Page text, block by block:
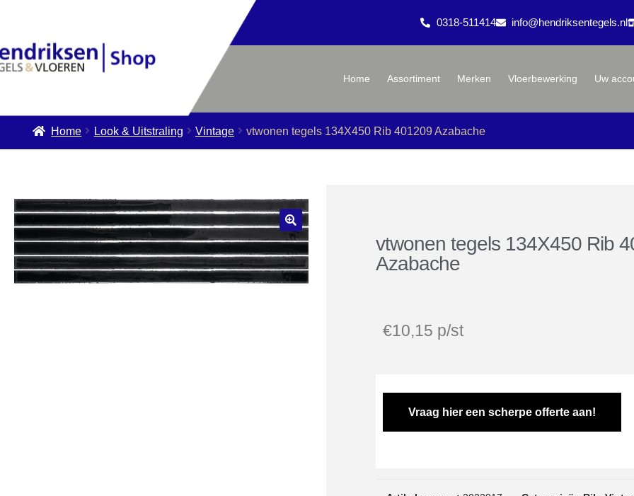
0318-511414 info@hendriksentegels.nl
Home Assortiment Merken Vloerbewerking Uw
Home Look & Uitstraling Vintage vtwonen tegels 134X450 Rib 401209 Azabache
vtwonen tegels 134X450 Rib
Azabache
€10,15 p/st
Vraag hier een scherpe offerte aan!